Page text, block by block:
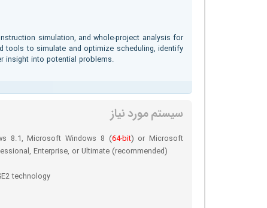
simulation, and whole-project analysis for
tools to simulate and optimize scheduling, identify
insight into potential problems.
سیستم مورد نیاز
8.1, Microsoft Windows 8 (64-bit) or Microsoft
Enterprise, or Ultimate (recommended)
technology